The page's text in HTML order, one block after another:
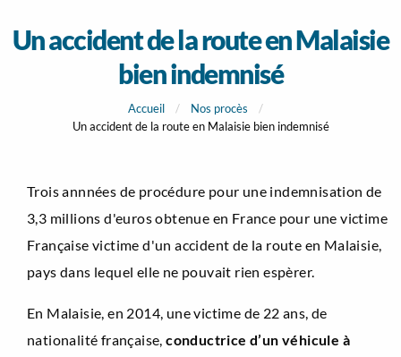
Un accident de la route en Malaisie
bien indemnisé
Accueil
Nos procès
Un accident de la route en Malaisie bien indemnisé
Trois annnées de procédure pour une indemnisation de
3,3 millions d'euros obtenue en France pour une victime
Française victime d'un accident de la route en Malaisie,
pays dans lequel elle ne pouvait rien espèrer.
En Malaisie, en 2014, une victime de 22 ans, de
nationalité française,conductrice d’un véhicule à